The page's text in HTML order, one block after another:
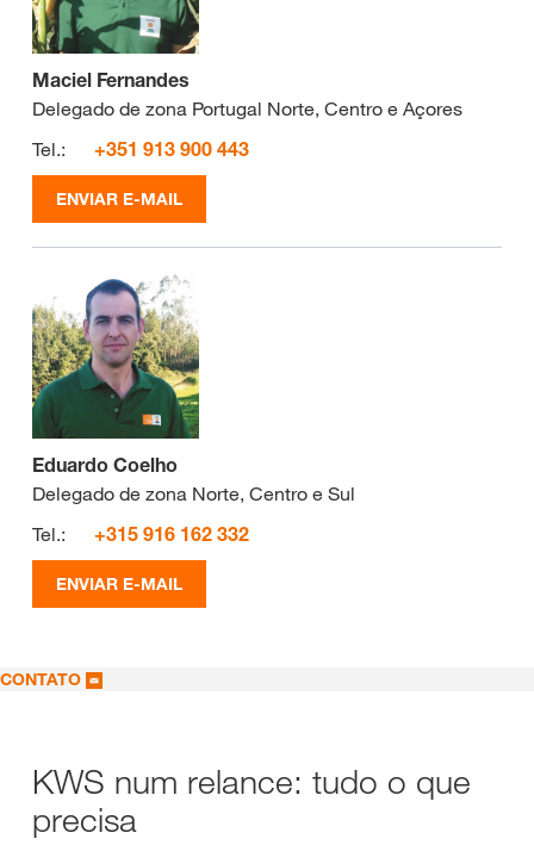
Maciel Fernandes
Delegado de zona Portugal Norte, Centro e Açores
Tel.:
+351 913 900 443
ENVIAR E-MAIL
Eduardo Coelho
Delegado de zona Norte, Centro e Sul
Tel.:
+315 916 162 332
ENVIAR E-MAIL
CONTATO
KWS num relance: tudo o que
precisa